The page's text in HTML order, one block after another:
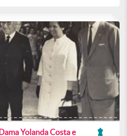
Yolanda Costa e